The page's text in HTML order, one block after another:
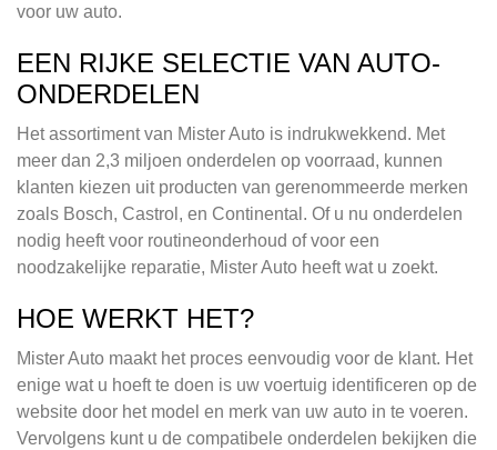
voor uw auto.
EEN RIJKE SELECTIE VAN AUTO-
ONDERDELEN
Het assortiment van Mister Auto is indrukwekkend. Met
meer dan 2,3 miljoen onderdelen op voorraad, kunnen
klanten kiezen uit producten van gerenommeerde merken
zoals Bosch, Castrol, en Continental. Of u nu onderdelen
nodig heeft voor routineonderhoud of voor een
noodzakelijke reparatie, Mister Auto heeft wat u zoekt.
HOE WERKT HET?
Mister Auto maakt het proces eenvoudig voor de klant. Het
enige wat u hoeft te doen is uw voertuig identificeren op de
website door het model en merk van uw auto in te voeren.
Vervolgens kunt u de compatibele onderdelen bekijken die